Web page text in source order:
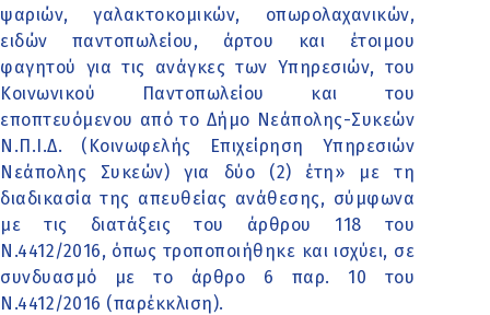
ψαριών, γαλακτοκομικών, οπωρολαχανικών,
ειδών παντοπωλείου, άρτου και έτοιμου
φαγητού για τις ανάγκες των Υπηρεσιών, του
Κοινωνικού Παντοπωλείου και του
εποπτευόμενου από το Δήμο Νεάπολης-Συκεών
Ν.Π.Ι.Δ. (Κοινωφελής Επιχείρηση Υπηρεσιών
Νεάπολης Συκεών) για δύο (2) έτη» με τη
διαδικασία της απευθείας ανάθεσης, σύμφωνα
με τις διατάξεις του άρθρου 118 του
Ν.4412/2016, όπως τροποποιήθηκε και ισχύει, σε
συνδυασμό με το άρθρο 6 παρ. 10 του
Ν.4412/2016 (παρέκκλιση).